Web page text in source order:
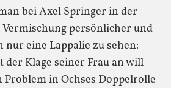
bei Axel Springer in der
persönlicher und
eine Lappalie zu sehen:
Klage seiner Frau an will
in Ochses Doppelrolle